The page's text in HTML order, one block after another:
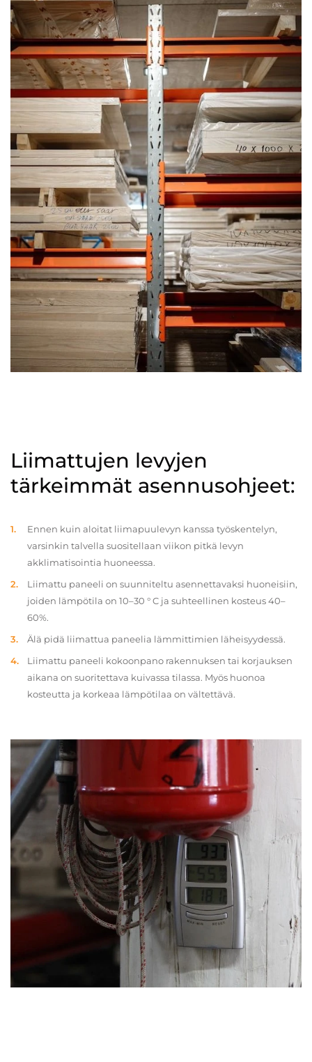
Liimattujen levyjen
tärkeimmät asennusohjeet:
Ennen kuin aloitat liimapuulevyn kanssa työskentelyn,
varsinkin talvella suositellaan viikon pitkä levyn
akklimatisointia huoneessa.
Liimattu paneeli on suunniteltu asennettavaksi huoneisiin,
joiden lämpötila on 10–30 ° C ja suhteellinen kosteus 40–
60%.
Älä pidä liimattua paneelia lämmittimien läheisyydessä.
Liimattu paneeli kokoonpano rakennuksen tai korjauksen
aikana on suoritettava kuivassa tilassa. Myös huonoa
kosteutta ja korkeaa lämpötilaa on vältettävä.